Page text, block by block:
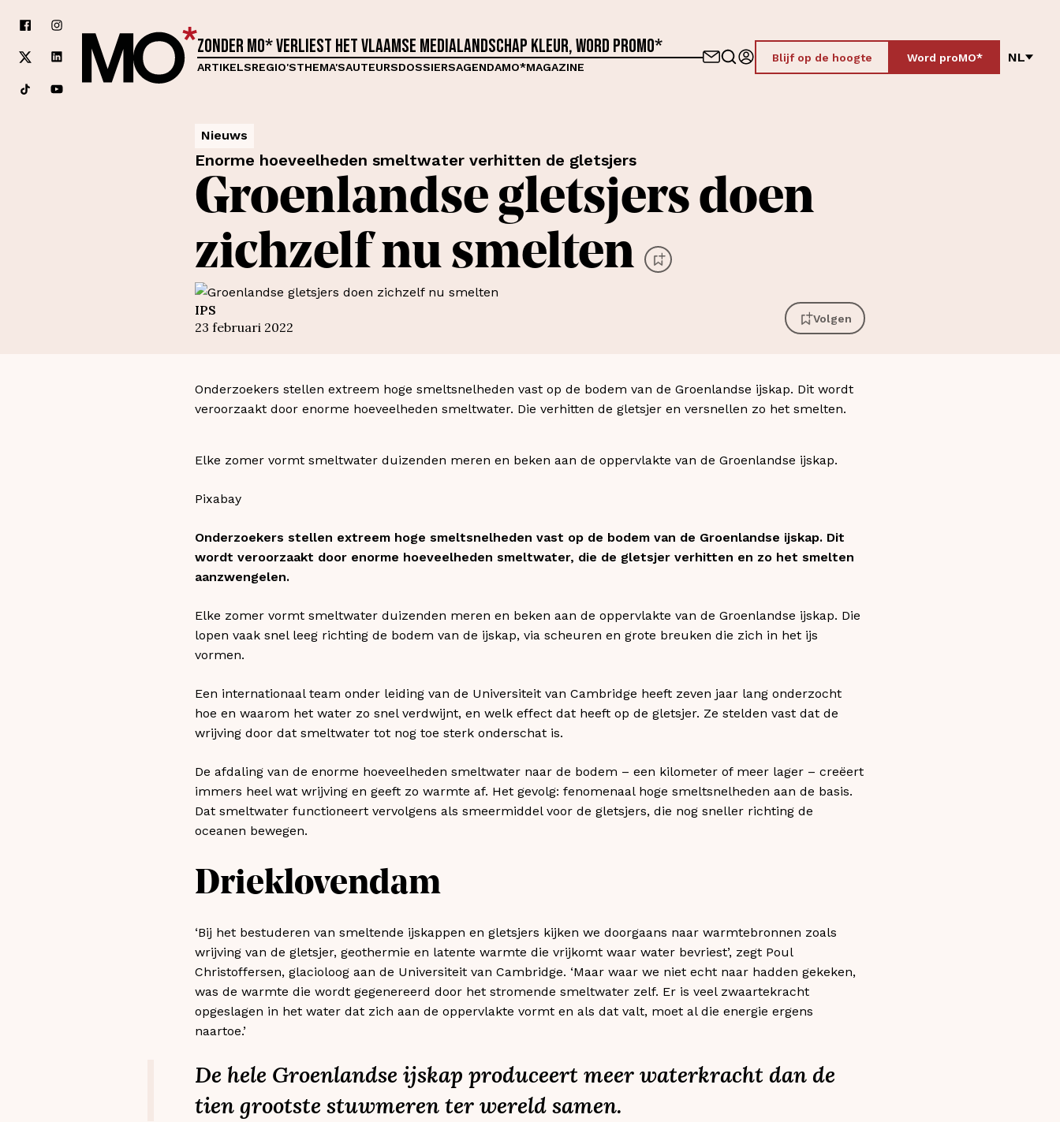
Zonder MO* verliest het Vlaamse medialandschap kleur, word proMO*
ARTIKELSREGIO'STHEMA'SAUTEURSDOSSIERSAGENDAMO*MAGAZINE
Blijf op de hoogte Word proMO* NL
Nieuws
Enorme hoeveelheden smeltwater verhitten de gletsjers
Groenlandse gletsjers doen
zichzelf nu smelten
IPS
23 februari 2022
Volgen
Onderzoekers stellen extreem hoge smeltsnelheden vast op de bodem van de Groenlandse ijskap. Dit wordt
veroorzaakt door enorme hoeveelheden smeltwater. Die verhitten de gletsjer en versnellen zo het smelten.
Elke zomer vormt smeltwater duizenden meren en beken aan de oppervlakte van de Groenlandse ijskap.
Pixabay
Onderzoekers stellen extreem hoge smeltsnelheden vast op de bodem van de Groenlandse ijskap. Dit
wordt veroorzaakt door enorme hoeveelheden smeltwater, die de gletsjer verhitten en zo het smelten
aanzwengelen.
Elke zomer vormt smeltwater duizenden meren en beken aan de oppervlakte van de Groenlandse ijskap. Die
lopen vaak snel leeg richting de bodem van de ijskap, via scheuren en grote breuken die zich in het ijs
vormen.
Een internationaal team onder leiding van de Universiteit van Cambridge heeft zeven jaar lang onderzocht
hoe en waarom het water zo snel verdwijnt, en welk effect dat heeft op de gletsjer. Ze stelden vast dat de
wrijving door dat smeltwater tot nog toe sterk onderschat is.
De afdaling van de enorme hoeveelheden smeltwater naar de bodem – een kilometer of meer lager – creëert
immers heel wat wrijving en geeft zo warmte af. Het gevolg: fenomenaal hoge smeltsnelheden aan de basis.
Dat smeltwater functioneert vervolgens als smeermiddel voor de gletsjers, die nog sneller richting de
oceanen bewegen.
Drieklovendam
‘Bij het bestuderen van smeltende ijskappen en gletsjers kijken we doorgaans naar warmtebronnen zoals
wrijving van de gletsjer, geothermie en latente warmte die vrijkomt waar water bevriest’, zegt Poul
Christoffersen, glacioloog aan de Universiteit van Cambridge. ‘Maar waar we niet echt naar hadden gekeken,
was de warmte die wordt gegenereerd door het stromende smeltwater zelf. Er is veel zwaartekracht
opgeslagen in het water dat zich aan de oppervlakte vormt en als dat valt, moet al die energie ergens
naartoe.’
De hele Groenlandse ijskap produceert meer waterkracht dan de
tien grootste stuwmeren ter wereld samen.